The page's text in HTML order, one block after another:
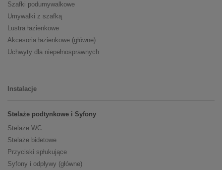
Szafki podumywalkowe
Umywalki z szafką
Lustra łazienkowe
Akcesoria łazienkowe (główne)
Uchwyty dla niepełnosprawnych
Instalacje
Stelaże podtynkowe i Syfony
Stelaże WC
Stelaże bidetowe
Przyciski spłukujące
Syfony i odpływy (główne)